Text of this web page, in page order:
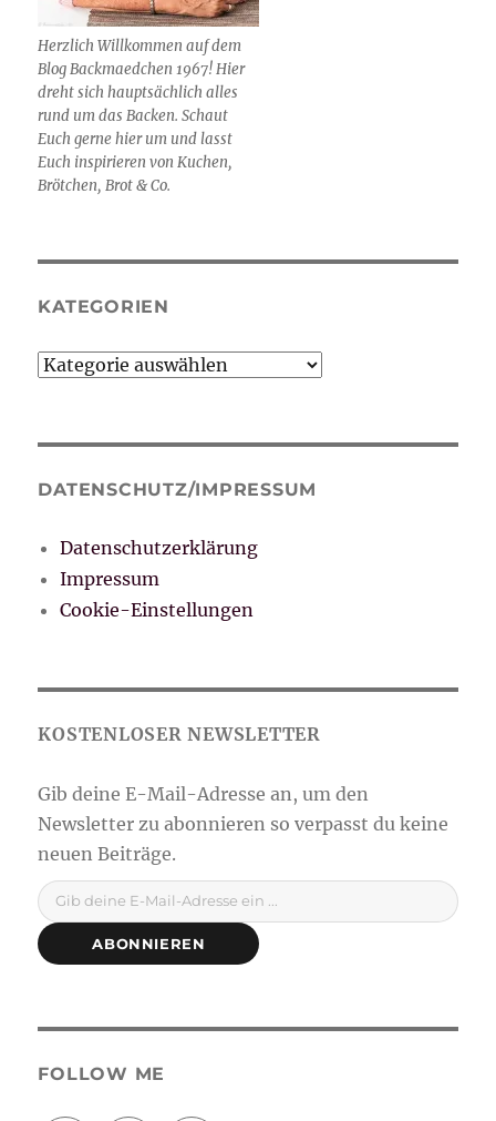
Herzlich Willkommen auf dem
Blog Backmaedchen 1967! Hier
dreht sich hauptsächlich alles
rund um das Backen. Schaut
Euch gerne hier um und lasst
Euch inspirieren von Kuchen,
Brötchen, Brot & Co.
KATEGORIEN
Kategorien
DATENSCHUTZ/IMPRESSUM
Datenschutzerklärung
Impressum
Cookie-Einstellungen
Gib deine E-Mail-Adresse ein ...
ABONNIEREN
FOLLOW ME